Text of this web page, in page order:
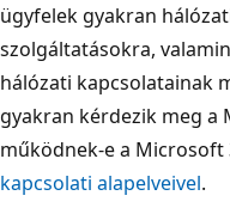
ügyfelek gyakran
szolgáltatásokra,
hálózati kapcsolatainak
gyakran kérdezik meg
működnek-e a Microsoft
kapcsolati alapelveivel.